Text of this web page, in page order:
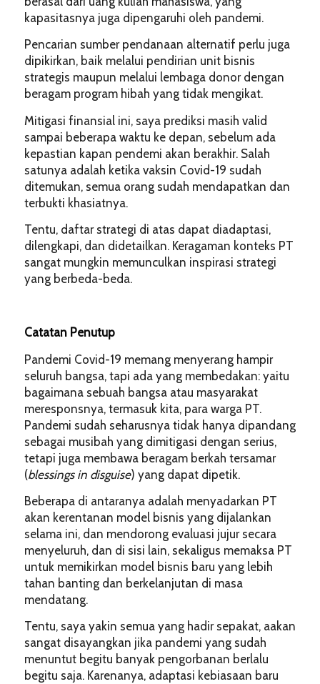
kapasitasnya juga dipengaruhi oleh pandemi.
Pencarian sumber pendanaan alternatif perlu juga
dipikirkan, baik melalui pendirian unit bisnis
strategis maupun melalui lembaga donor dengan
beragam program hibah yang tidak mengikat.
Mitigasi finansial ini, saya prediksi masih valid
sampai beberapa waktu ke depan, sebelum ada
kepastian kapan pendemi akan berakhir. Salah
satunya adalah ketika vaksin Covid-19 sudah
ditemukan, semua orang sudah mendapatkan dan
terbukti khasiatnya.
Tentu, daftar strategi di atas dapat diadaptasi,
dilengkapi, dan didetailkan. Keragaman konteks PT
sangat mungkin memunculkan inspirasi strategi
yang berbeda-beda.
Catatan Penutup
Pandemi Covid-19 memang menyerang hampir
seluruh bangsa, tapi ada yang membedakan: yaitu
bagaimana sebuah bangsa atau masyarakat
meresponsnya, termasuk kita, para warga PT.
Pandemi sudah seharusnya tidak hanya dipandang
sebagai musibah yang dimitigasi dengan serius,
tetapi juga membawa beragam berkah tersamar
(blessings in disguise) yang dapat dipetik.
Beberapa di antaranya adalah menyadarkan PT
akan kerentanan model bisnis yang dijalankan
selama ini, dan mendorong evaluasi jujur secara
menyeluruh, dan di sisi lain, sekaligus memaksa PT
untuk memikirkan model bisnis baru yang lebih
tahan banting dan berkelanjutan di masa
mendatang.
Tentu, saya yakin semua yang hadir sepakat, aakan
sangat disayangkan jika pandemi yang sudah
menuntut begitu banyak pengorbanan berlalu
begitu saja. Karenanya, adaptasi kebiasaan baru